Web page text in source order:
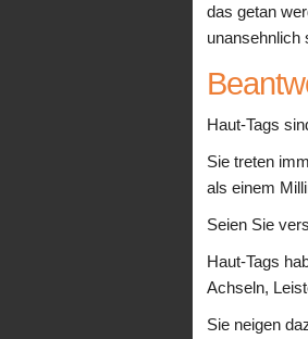
das getan
unansehnlich
Haut-Tags
Sie treten
als einem
Seien Sie
Haut-Tags
Achseln,
Sie neigen